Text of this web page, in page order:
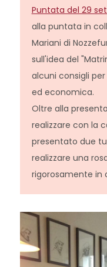
Puntata del 29
alla puntata in
Mariani di
sull'idea del
alcuni consigli
ed economica.
Oltre alla
realizzare con la
presentato due
realizzare una
rigorosamente in